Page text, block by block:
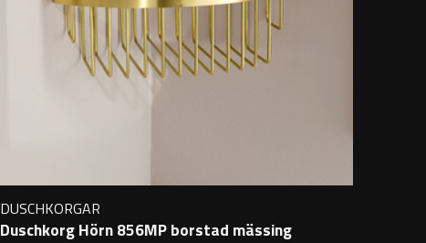
DUSCHKORGAR
Duschkorg Hörn 856MP borstad mässing